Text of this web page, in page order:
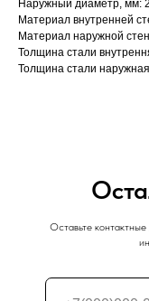
Наружный диаметр, мм:
Материал внутренней
Материал наружной
Толщина стали
Толщина стали
Оставьте